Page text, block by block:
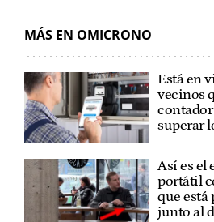
MÁS EN OMICRONO
Está en
vecinos
contador
superar
Así es el
portátil
que está
junto al